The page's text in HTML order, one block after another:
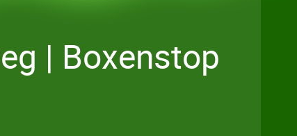
| Boxenstop